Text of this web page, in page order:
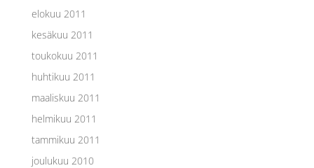
elokuu 2011
kesäkuu 2011
toukokuu 2011
huhtikuu 2011
maaliskuu 2011
helmikuu 2011
tammikuu 2011
joulukuu 2010